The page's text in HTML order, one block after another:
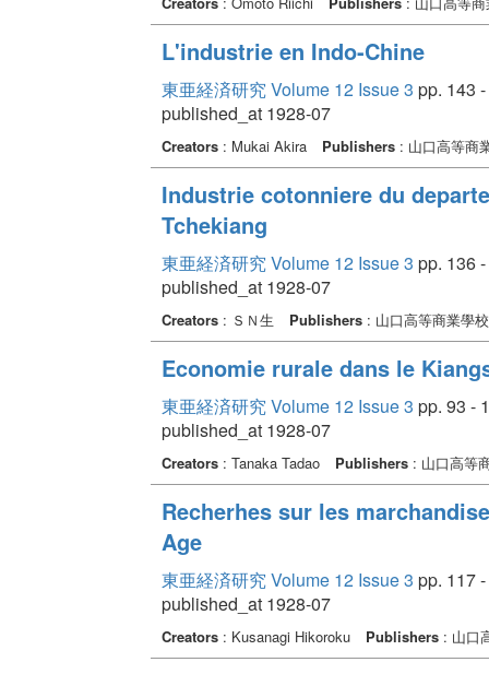
L'industrie en Indo-Chine
東亜経済研究 Volume 12 Issue 3 pp. 143
published_at 1928-07
Creators: Mukai Akira Publishers: 山口高等商
Industrie cotonniere du
Tchekiang
東亜経済研究 Volume 12 Issue 3 pp. 136
published_at 1928-07
Creators: ＳＮ生 Publishers: 山口高等商業學校
Economie rurale dans le
東亜経済研究 Volume 12 Issue 3 pp. 93 -
published_at 1928-07
Creators: Tanaka Tadao Publishers: 山口高等
Recherhes sur les
Age
東亜経済研究 Volume 12 Issue 3 pp. 117
published_at 1928-07
Creators: Kusanagi Hikoroku Publishers: 山口